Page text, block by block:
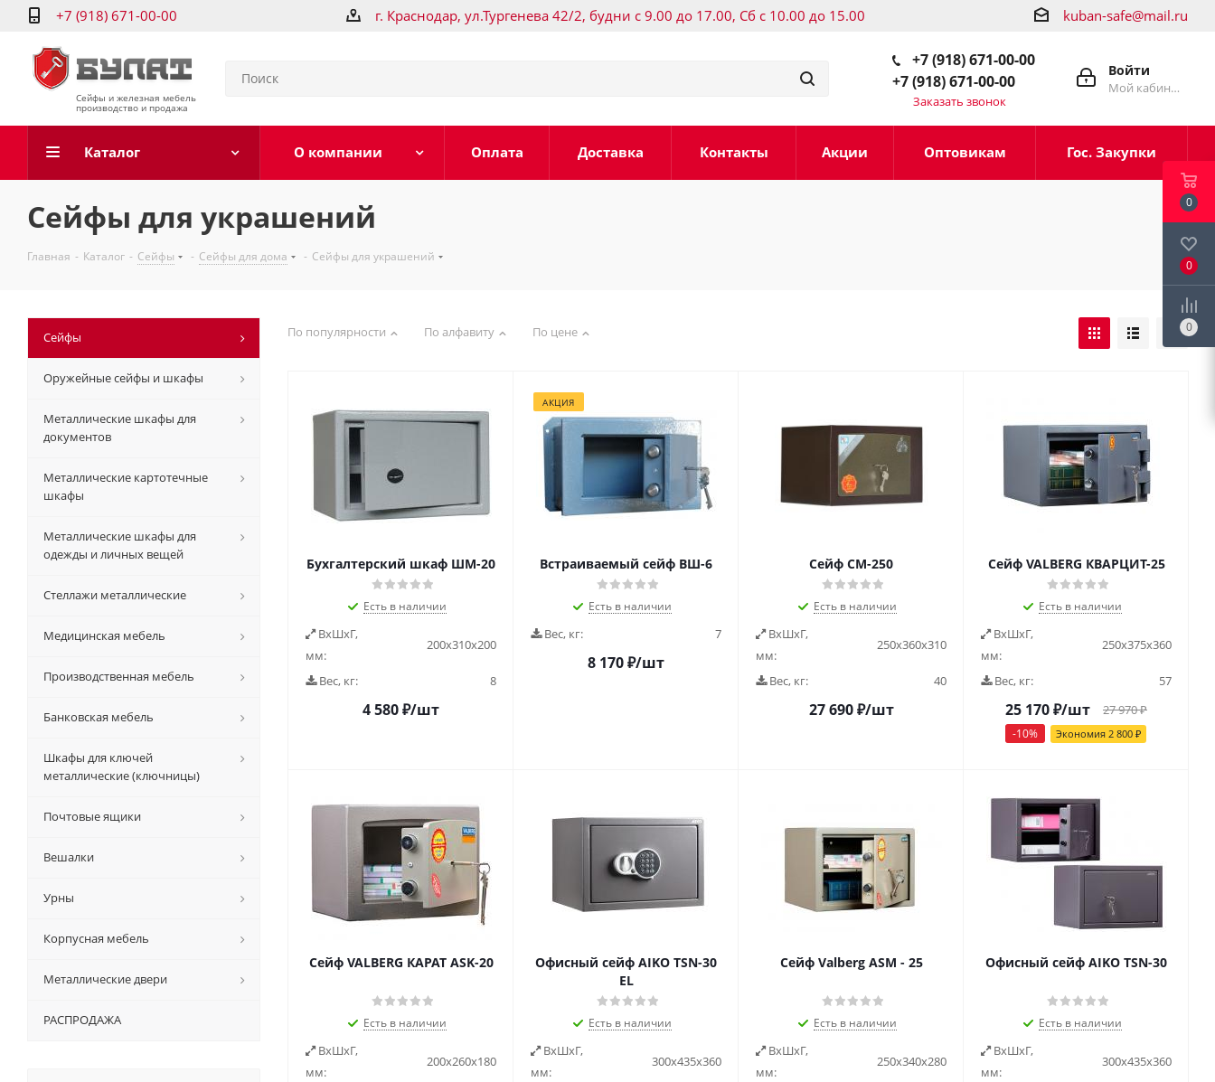
+7 (918) 671-00-00 г. Краснодар, ул.Тургенева 42/2, будни с 9.00 до 17.00, Сб с 10.00 до 15.00 kuban-safe@mail.ru
Сейфы и железная мебель
производство и продажа
Войти
Мой кабинет
+7 (918) 671-00-00
+7 (918) 671-00-00
Заказать звонок
Каталог О компании Оплата Доставка Контакты Акции Оптовикам Гос. Закупки
Сейфы для украшений
Главная - Каталог - Сейфы - Сейфы для дома - Сейфы для украшений
По популярности По алфавиту По цене
Бухгалтерский шкаф ШМ-20
Есть в наличии
ВxШxГ,
мм:
200x310x200
Вес, кг: 8
4 580₽/шт
АКЦИЯ
Встраиваемый сейф ВШ-6
Есть в наличии
Вес, кг: 7
8 170₽/шт
Сейф СМ-250
Есть в наличии
ВxШxГ,
мм:
250х360х310
Вес, кг: 40
27 690₽/шт
Сейф VALBERG КВАРЦИТ-25
Есть в наличии
ВxШxГ,
мм:
250х375х360
Вес, кг: 57
25 170₽/шт 27 970₽
-10% Экономия 2 800 ₽
Сейф VALBERG КАРАТ ASK-20
Есть в наличии
ВxШxГ,
мм:
200х260х180
Офисный сейф AIKO ТSN-30
EL
Есть в наличии
ВxШxГ,
мм:
300х435х360
Cейф Valberg ASM - 25
Есть в наличии
ВxШxГ,
мм:
250х340х280
Офисный сейф AIKO ТSN-30
Есть в наличии
ВxШxГ,
мм:
300х435х360
Сейфы
Оружейные сейфы и шкафы
Металлические шкафы для
документов
Металлические картотечные
шкафы
Металлические шкафы для
одежды и личных вещей
Стеллажи металлические
Медицинская мебель
Производственная мебель
Банковская мебель
Шкафы для ключей
металлические (ключницы)
Почтовые ящики
Вешалки
Урны
Корпусная мебель
Металлические двери
РАСПРОДАЖА
0
0
0